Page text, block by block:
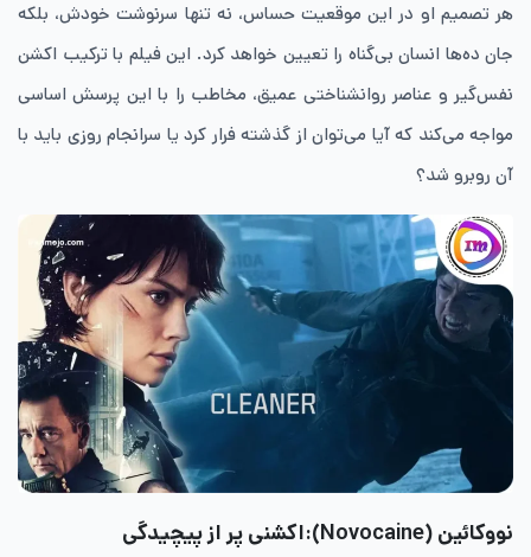
هر تصمیم او در این موقعیت حساس، نه تنها سرنوشت خودش، بلکه
جان ده‌ها انسان بی‌گناه را تعیین خواهد کرد. این فیلم با ترکیب اکشن
نفس‌گیر و عناصر روانشناختی عمیق، مخاطب را با این پرسش اساسی
مواجه می‌کند که آیا می‌توان از گذشته فرار کرد یا سرانجام روزی باید با
آن روبرو شد؟
نووکائین (Novocaine):اکشنی پر از پیچیدگی